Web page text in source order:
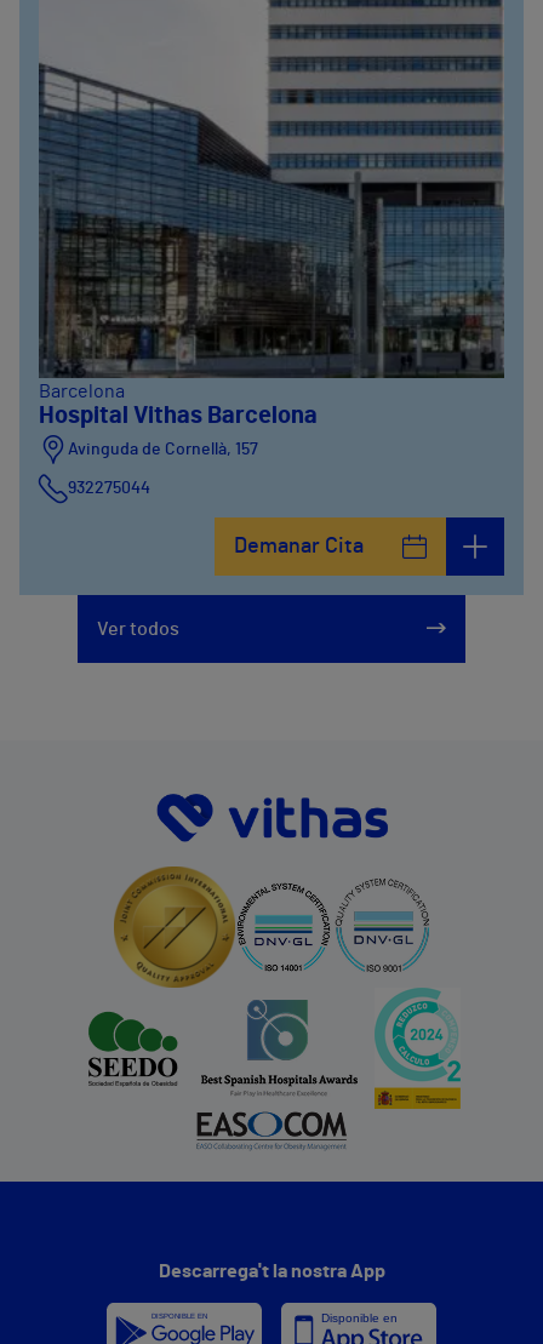
Barcelona
Hospital Vithas Barcelona
Avinguda de Cornellà, 157
932275044
Demanar Cita
Ver todos
Descarrega't la nostra App